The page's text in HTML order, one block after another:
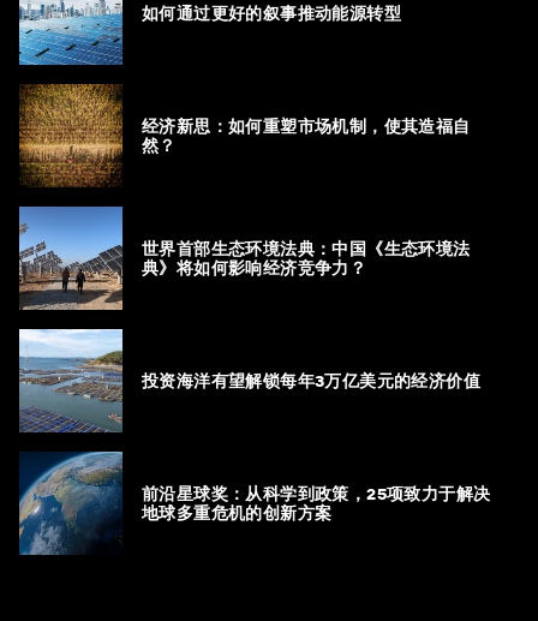
如何通过更好的叙事推动能源转型
经济新思：如何重塑市场机制，使其造福自
然？
世界首部生态环境法典：中国《生态环境法
典》将如何影响经济竞争力？
投资海洋有望解锁每年3万亿美元的经济价值
前沿星球奖：从科学到政策，25项致力于解决
地球多重危机的创新方案